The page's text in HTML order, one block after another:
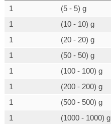
1 (5 - 5) g
1
(10 - 10) g
1
(20 - 20) g
1
(50 - 50) g
1
(100 - 100) g
1
(200 - 200) g
1
(500 - 500) g
1
(1000 - 1000) g